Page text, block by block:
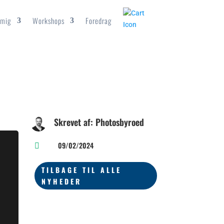
Workshops Foredrag
Skrevet af: Photosbyroed
 09/02/2024
TILBAGE TIL ALLE
NYHEDER